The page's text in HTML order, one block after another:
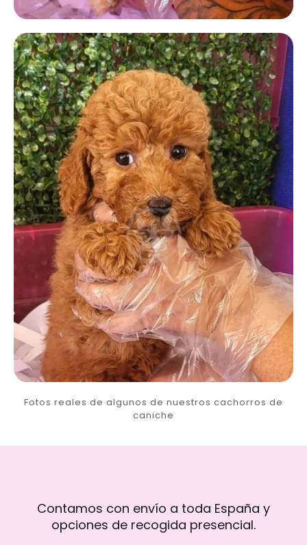
Fotos reales de algunos de nuestros cachorros de
caniche
Contamos con envío a toda España y
opciones de recogida presencial.